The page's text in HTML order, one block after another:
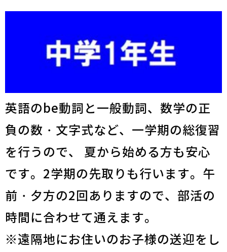
英語のbe動詞と一般動詞、数学の正
負の数・文字式など、一学期の総復習
を行うので、 夏から始める方も安心
です。2学期の先取りも行います。午
前・夕方の2回ありますので、部活の
時間に合わせて通えます。
※遠隔地にお住いのお子様の送迎をし